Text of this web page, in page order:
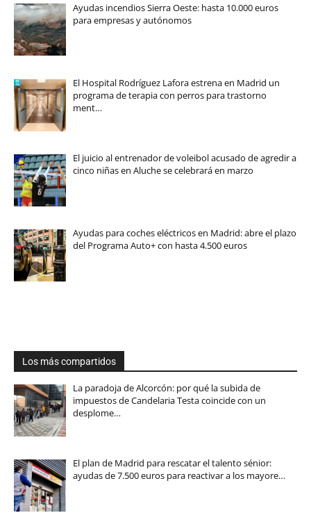
Ayudas incendios Sierra Oeste: hasta 10.000 euros
para empresas y autónomos
El Hospital Rodríguez Lafora estrena en Madrid un
programa de terapia con perros para trastorno
ment…
El juicio al entrenador de voleibol acusado de agredir a
cinco niñas en Aluche se celebrará en marzo
Ayudas para coches eléctricos en Madrid: abre el plazo
del Programa Auto+ con hasta 4.500 euros
Los más compartidos
La paradoja de Alcorcón: por qué la subida de
impuestos de Candelaria Testa coincide con un
desplome…
El plan de Madrid para rescatar el talento sénior:
ayudas de 7.500 euros para reactivar a los mayore…